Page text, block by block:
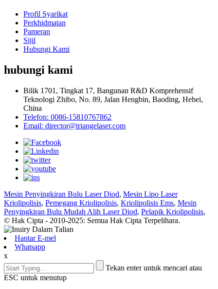
Profil Syarikat
Perkhidmatan
Pameran
Sijil
Hubungi Kami
hubungi kami
Bilik 1701, Tingkat 17, Bangunan R&D Komprehensif
Teknologi Zhibo, No. 89, Jalan Hengbin, Baoding, Hebei,
China
Telefon: 0086-15810767862
Email: director@triangelaser.com
Mesin Penyingkiran Bulu Laser Diod, Mesin Lipo Laser
Kriolipolisis, Pemegang Kriolipolisis, Kriolipolisis Ems, Mesin
Penyingkiran Bulu Mudah Alih Laser Diod, Pelapik Kriolipolisis,
© Hak Cipta - 2010-2025: Semua Hak Cipta Terpelihara.
Hantar E-mel
Whatsapp
x
Tekan enter untuk mencari atau
ESC untuk menutup